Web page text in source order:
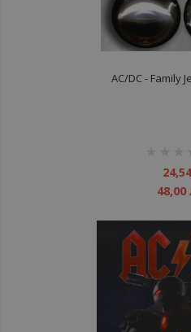
AC/DC - Family
48,00